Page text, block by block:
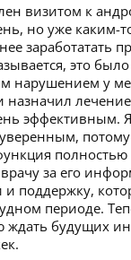
визитом к
но уже каким-
заработатать
это
нарушением у
назначил
эффективным.
потому
полностью
за его
и поддержку,
периоде.
ждать будущих